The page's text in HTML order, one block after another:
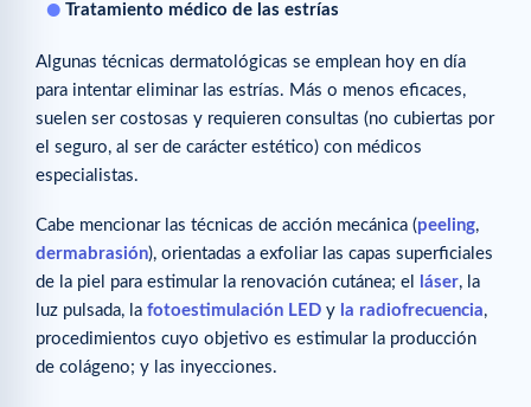
Tratamiento médico de las estrías
Algunas técnicas dermatológicas se emplean hoy en día
para intentar eliminar las estrías. Más o menos eficaces,
suelen ser costosas y requieren consultas (no cubiertas por
el seguro, al ser de carácter estético) con médicos
especialistas.
Cabe mencionar las técnicas de acción mecánica (peeling,
dermabrasión), orientadas a exfoliar las capas superficiales
de la piel para estimular la renovación cutánea; el
láser, la
luz pulsada, la fotoestimulación LED y la radiofrecuencia,
procedimientos cuyo objetivo es estimular la producción
de colágeno; y las inyecciones.